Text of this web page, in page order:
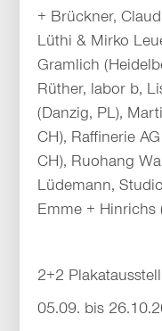
+ Brückner,
Lüthi & Mirko
Gramlich
Rüther, labor b,
(Danzig, PL),
CH), Raffinerie
CH), Ruohang
Lüdemann,
Emme + Hinrichs
2+2
05.09. bis